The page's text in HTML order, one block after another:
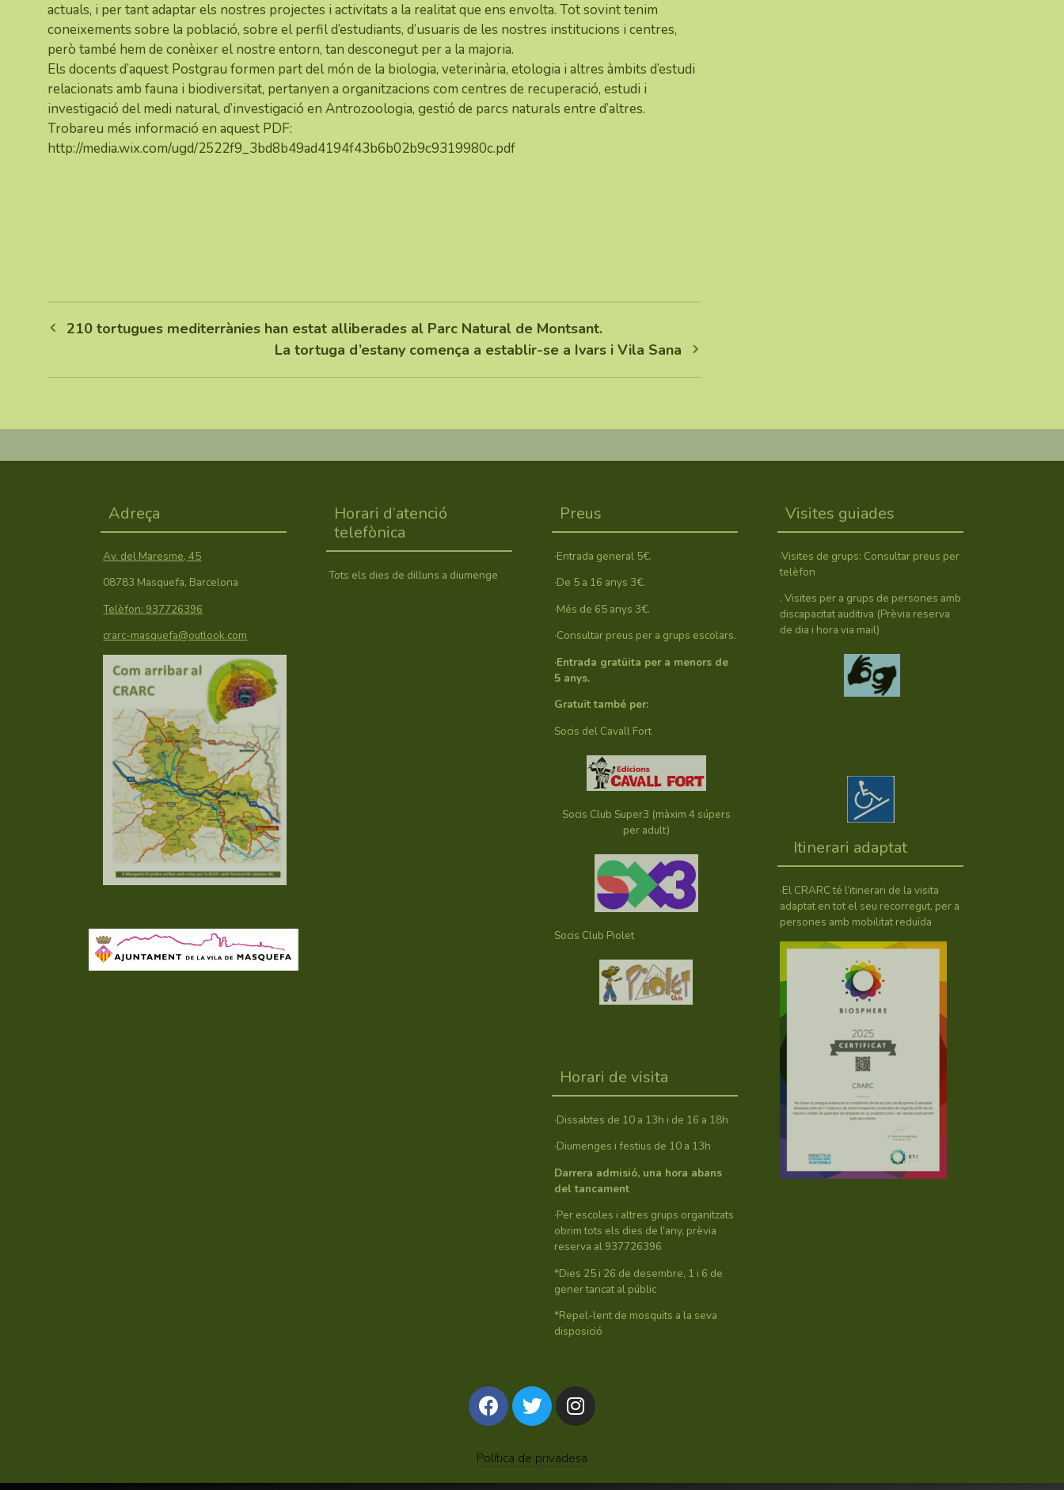
actuals, i per tant adaptar els nostres projectes i activitats a la realitat que ens envolta. Tot sovint tenim
coneixements sobre la població, sobre el perfil d’estudiants, d’usuaris de les nostres institucions i centres,
però també hem de conèixer el nostre entorn, tan desconegut per a la majoria.
Els docents d’aquest Postgrau formen part del món de la biologia, veterinària, etologia i altres àmbits d’estudi
relacionats amb fauna i biodiversitat, pertanyen a organitzacions com centres de recuperació, estudi i
investigació del medi natural, d’investigació en Antrozoologia, gestió de parcs naturals entre d’altres.
Trobareu més informació en aquest PDF:
http://media.wix.com/ugd/2522f9_3bd8b49ad4194f43b6b02b9c9319980c.pdf
210 tortugues mediterrànies han estat alliberades al Parc Natural de Montsant.
La tortuga d’estany comença a establir-se a Ivars i Vila Sana
Adreça
Av. del Maresme, 45
08783 Masquefa, Barcelona
Telèfon: 937726396
crarc-masquefa@outlook.com
Horari d’atenció
telefònica
Tots els dies de dilluns a diumenge
Preus
·Entrada general 5€.
·De 5 a 16 anys 3€.
·Més de 65 anys 3€.
·Consultar preus per a grups escolars.
·Entrada gratüita per a menors de
5 anys.
Gratuït també per:
Socis del Cavall Fort
Socis Club Super3 (màxim 4 súpers
per adult)
Socis Club Piolet
Horari de visita
·Dissabtes de 10 a 13h i de 16 a 18h
·Diumenges i festius de 10 a 13h
Darrera admisió, una hora abans
del tancament
·Per escoles i altres grups organitzats
obrim tots els dies de l’any, prèvia
reserva al 937726396
*Dies 25 i 26 de desembre, 1 i 6 de
gener tancat al públic
*Repel-lent de mosquits a la seva
disposició
Visites guiades
·Visites de grups: Consultar preus per
telèfon
. Visites per a grups de persones amb
discapacitat auditiva (Prèvia reserva
de dia i hora via mail)
Itinerari adaptat
·El CRARC té l’itinerari de la visita
adaptat en tot el seu recorregut, per a
persones amb mobilitat reduïda
Política de privadesa